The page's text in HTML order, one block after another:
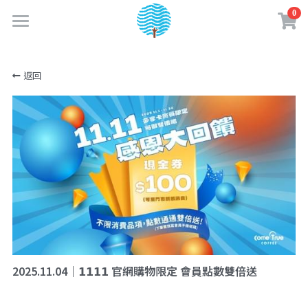
0
最新消息
關於成真
品牌故事
企業認證
成真大事記
永續績效
企業責任政策
實體門市
門市資訊
門市菜單
餐點介紹
咖啡 & 飲品介紹
購物商城
線上購物專區
咖啡訂閱制
購物須知
夢享卡會員
加入夢享卡
夢享卡資訊
咖啡知識
創業加盟
返回
2025.11.04｜𝟭𝟭𝟭𝟭 官網購物限定 會員點數雙倍送
×
商品分類
所有商品分類